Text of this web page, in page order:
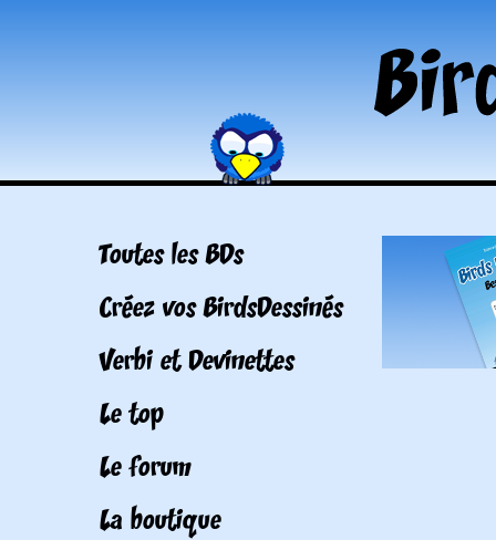
Toutes les BDs
Créez vos BirdsDessinés
Verbi et Devinettes
Le top
Le forum
La boutique